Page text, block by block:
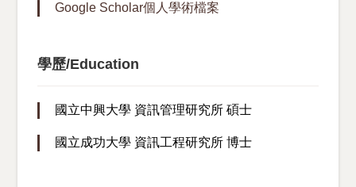
Google Scholar個人學術檔案
學歷/Education
國立中興大學 資訊管理研究所 碩士
國立成功大學 資訊工程研究所 博士